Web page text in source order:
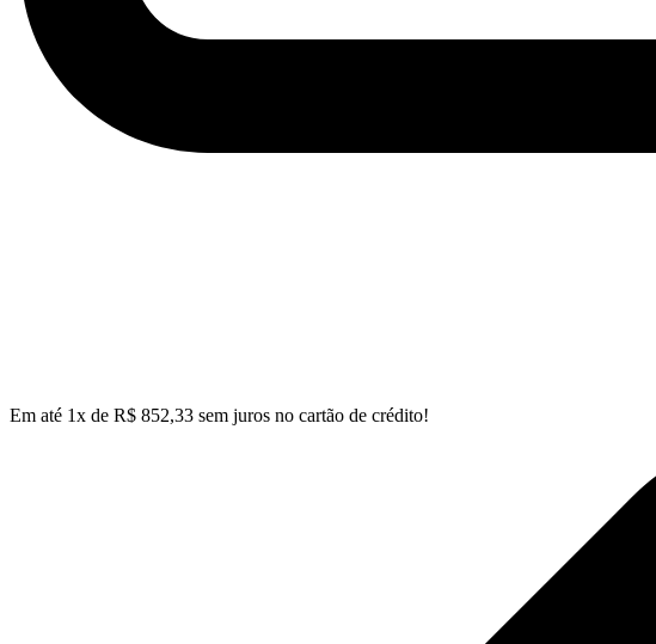
Em até 1x de R$ 852,33 sem juros no cartão de crédito!